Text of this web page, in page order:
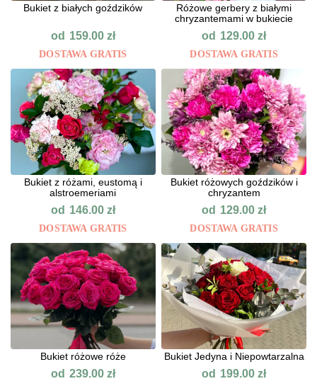
Bukiet z białych goździków
od 159.00 zł
DOSTAWA GRATIS
Różowe gerbery z białymi
chryzantemami w bukiecie
od 129.00zł
DOSTAWA GRATIS
Bukiet z różami, eustomą i
alstroemeriami
od 146.00 zł
DOSTAWA GRATIS
Bukiet różowych goździków i
chryzantem
od 129.00zł
DOSTAWA GRATIS
Bukiet różowe róże
od 239.00 zł
Bukiet Jedyna i Niepowtarzalna
od 199.00zł